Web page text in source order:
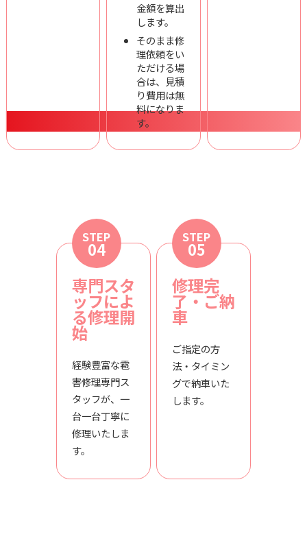
金額を算出
します。
そのまま修
理依頼をい
ただける場
合は、見積
り費用は無
料になりま
す。
STEP
04
専門スタ
ッフによ
る修理開
始
経験豊富な雹
害修理専門ス
タッフが、一
台一台丁寧に
修理いたしま
す。
STEP
05
修理完
了・ご納
車
ご指定の方
法・タイミン
グで納車いた
します。